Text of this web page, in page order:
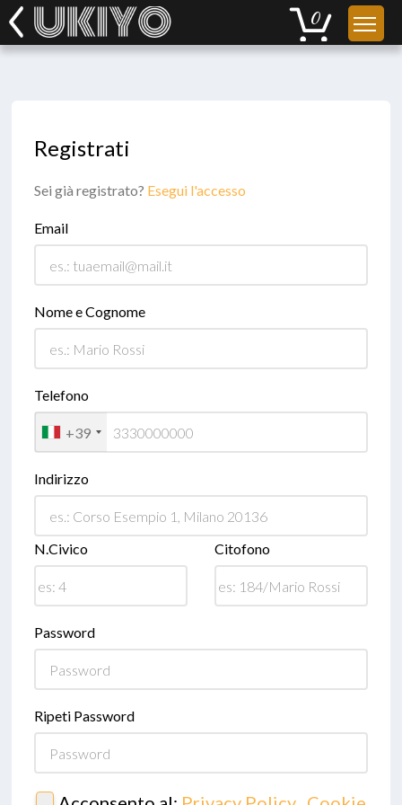
Registrati
Sei già registrato? Esegui l'accesso
Email
Nome e Cognome
Telefono
+39
Indirizzo
N.Civico Citofono
Password
Ripeti Password